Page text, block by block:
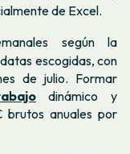
de Excel.
según la
escogidas, con
de julio. Formar
dinámico y
brutos anuales por